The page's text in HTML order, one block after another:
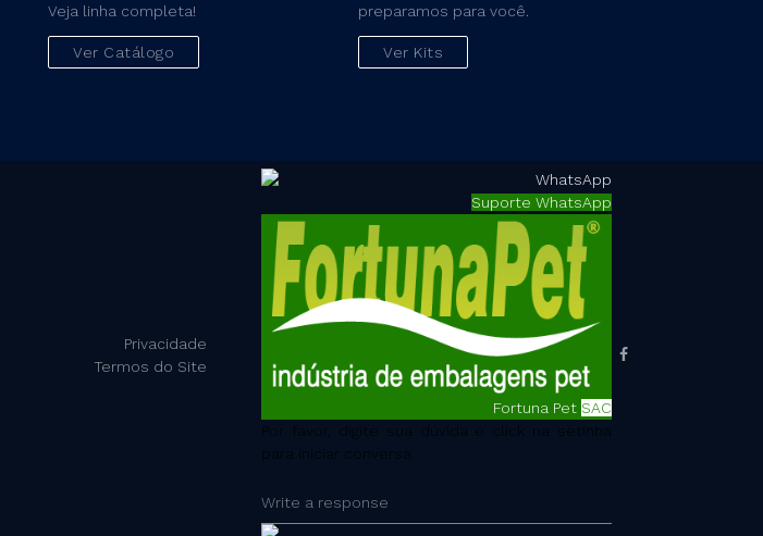
Veja linha completa!
Ver Catálogo
preparamos para você.
Ver Kits
Privacidade
Termos do Site
Suporte WhatsApp
Fortuna Pet SAC
Por favor, digite sua dúvida e click na setinha
para iniciar conversa